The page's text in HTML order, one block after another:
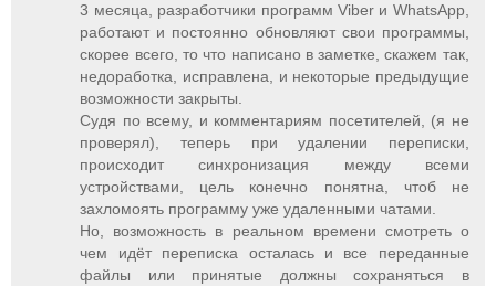
3 месяца, разработчики программ Viber и WhatsApp,
работают и постоянно обновляют свои программы,
скорее всего, то что написано в заметке, скажем так,
недоработка, исправлена, и некоторые предыдущие
возможности закрыты.
Судя по всему, и комментариям посетителей, (я не
проверял), теперь при удалении переписки,
происходит синхронизация между всеми
устройствами, цель конечно понятна, чтоб не
захломоять программу уже удаленными чатами.
Но, возможность в реальном времени смотреть о
чем идёт переписка осталась и все переданные
файлы или принятые должны сохраняться в